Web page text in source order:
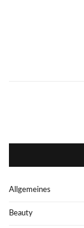
Allgemeines
Beauty